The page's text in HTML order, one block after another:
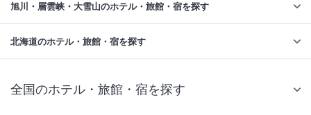
旭川・層雲峡・大雪山のホテル・旅館・宿を探す
北海道のホテル・旅館・宿を探す
全国のホテル・旅館・宿を探す